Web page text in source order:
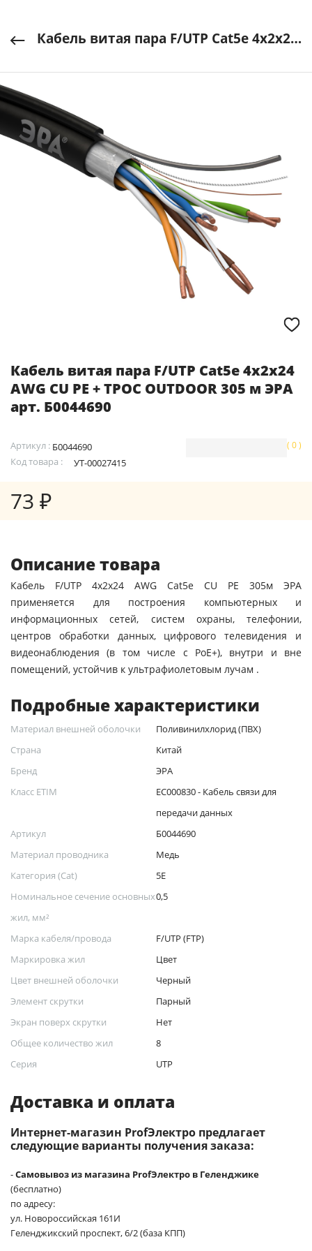
Кабель витая пара F/UTP Cat5e 4x2x24 AWG CU PE + ТРОС OUTDOOR 305 м ЭРА арт. Б0044690
Кабель витая пара F/UTP Cat5e 4x2x24
AWG CU PE + ТРОС OUTDOOR 305 м ЭРА
арт. Б0044690
Артикул : Б0044690
Код товара :
УТ-00027415
( 0 )
73 ₽
Описание товара
Кабель F/UTP 4x2x24 AWG Cat5e CU PE 305м ЭРА
применяется для построения компьютерных и
информационных сетей, систем охраны, телефонии,
центров обработки данных, цифрового телевидения и
видеонаблюдения (в том числе с PoE+), внутри и вне
помещений, устойчив к ультрафиолетовым лучам .
Подробные характеристики
Материал внешней оболочки
Поливинилхлорид (ПВХ)
Страна
Китай
Бренд
ЭРА
Класс ETIM
EC000830 - Кабель связи для
передачи данных
Артикул
Б0044690
Материал проводника
Медь
Категория (Cat)
5E
Номинальное сечение основных
жил, мм²
0,5
Марка кабеля/провода
F/UTP (FTP)
Маркировка жил
Цвет
Цвет внешней оболочки
Черный
Элемент скрутки
Парный
Экран поверх скрутки
Нет
Общее количество жил
8
Серия
UTP
Доставка и оплата
Интернет-магазин ProfЭлектро предлагает
следующие варианты получения заказа:
-Самовывоз из магазина ProfЭлектро в Геленджике
(бесплатно)
по адресу:
ул. Новороссийская 161И
Геленджикский проспект, 6/2 (база КПП)